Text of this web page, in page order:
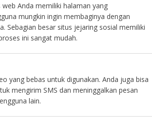
web Anda memiliki halaman yang
mungkin ingin membaginya dengan
Sebagian besar situs jejaring sosial memiliki
ini sangat mudah.
yang bebas untuk digunakan. Anda juga bisa
mengirim SMS dan meninggalkan pesan
lain.